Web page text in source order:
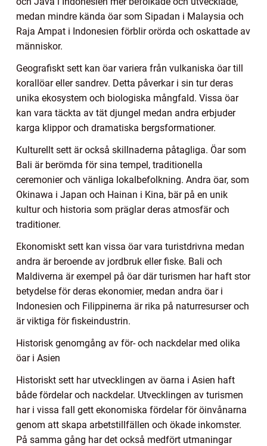
medan mindre kända öar som Sipadan i Malaysia och
Raja Ampat i Indonesien förblir orörda och oskattade av
människor.
Geografiskt sett kan öar variera från vulkaniska öar till
korallöar eller sandrev. Detta påverkar i sin tur deras
unika ekosystem och biologiska mångfald. Vissa öar
kan vara täckta av tät djungel medan andra erbjuder
karga klippor och dramatiska bergsformationer.
Kulturellt sett är också skillnaderna påtagliga. Öar som
Bali är berömda för sina tempel, traditionella
ceremonier och vänliga lokalbefolkning. Andra öar, som
Okinawa i Japan och Hainan i Kina, bär på en unik
kultur och historia som präglar deras atmosfär och
traditioner.
Ekonomiskt sett kan vissa öar vara turistdrivna medan
andra är beroende av jordbruk eller fiske. Bali och
Maldiverna är exempel på öar där turismen har haft stor
betydelse för deras ekonomier, medan andra öar i
Indonesien och Filippinerna är rika på naturresurser och
är viktiga för fiskeindustrin.
Historisk genomgång av för- och nackdelar med olika
öar i Asien
Historiskt sett har utvecklingen av öarna i Asien haft
både fördelar och nackdelar. Utvecklingen av turismen
har i vissa fall gett ekonomiska fördelar för öinvånarna
genom att skapa arbetstillfällen och ökade inkomster.
På samma gång har det också medfört utmaningar